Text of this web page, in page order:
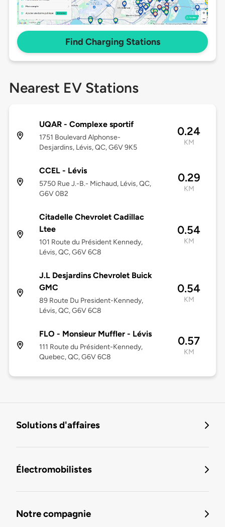
Find Charging Stations
Nearest EV Stations
UQAR - Complexe sportif
1751 Boulevard Alphonse-
Desjardins, Lévis, QC, G6V 9K5
0.24
KM
CCEL - Lévis
5750 Rue J.-B.- Michaud, Lévis, QC,
G6V 0B2
0.29
KM
Citadelle Chevrolet Cadillac
Ltee
101 Route du Président Kennedy,
Lévis, QC, G6V 6C8
0.54
KM
J.L Desjardins Chevrolet Buick
GMC
89 Route Du President-Kennedy,
Lévis, QC, G6V 6C8
0.54
KM
FLO - Monsieur Muffler - Lévis
111 Route du Président-Kennedy,
Quebec, QC, G6V 6C8
0.57
KM
Solutions d'affaires
Électromobilistes
Notre compagnie